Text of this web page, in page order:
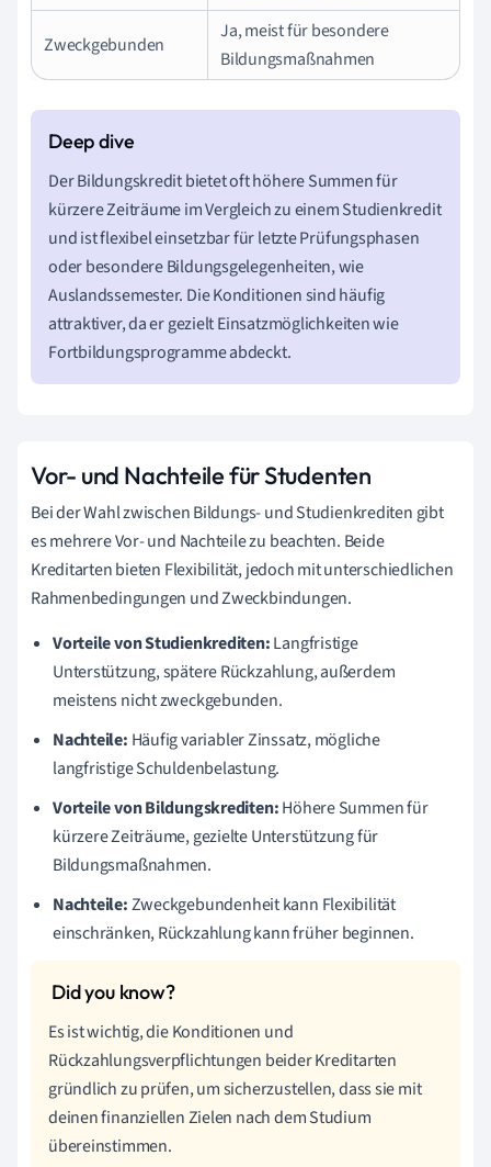
Zweckgebunden
Ja, meist für besondere
Bildungsmaßnahmen
Der Bildungskredit bietet oft höhere Summen für
kürzere Zeiträume im Vergleich zu einem Studienkredit
und ist flexibel einsetzbar für letzte Prüfungsphasen
oder besondere Bildungsgelegenheiten, wie
Auslandssemester. Die Konditionen sind häufig
attraktiver, da er gezielt Einsatzmöglichkeiten wie
Fortbildungsprogramme abdeckt.
Vor- und Nachteile für Studenten
Bei der Wahl zwischen Bildungs- und Studienkrediten gibt
es mehrere Vor- und Nachteile zu beachten. Beide
Kreditarten bieten Flexibilität, jedoch mit unterschiedlichen
Rahmenbedingungen und Zweckbindungen.
Vorteile von Studienkrediten:Langfristige
Unterstützung, spätere Rückzahlung, außerdem
meistens nicht zweckgebunden.
Nachteile: Häufig variabler Zinssatz, mögliche
langfristige Schuldenbelastung.
Vorteile von Bildungskrediten:Höhere Summen für
kürzere Zeiträume, gezielte Unterstützung für
Bildungsmaßnahmen.
Nachteile:Zweckgebundenheit kann Flexibilität
einschränken, Rückzahlung kann früher beginnen.
Es ist wichtig, die Konditionen und
Rückzahlungsverpflichtungen beider Kreditarten
gründlich zu prüfen, um sicherzustellen, dass sie mit
deinen finanziellen Zielen nach dem Studium
übereinstimmen.